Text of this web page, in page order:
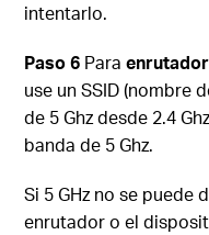
intentarlo.
Paso 6 Para
use un SSID (nombre
de 5 Ghz desde 2.4
banda de 5 Ghz.
Si 5 GHz no se puede
enrutador o el